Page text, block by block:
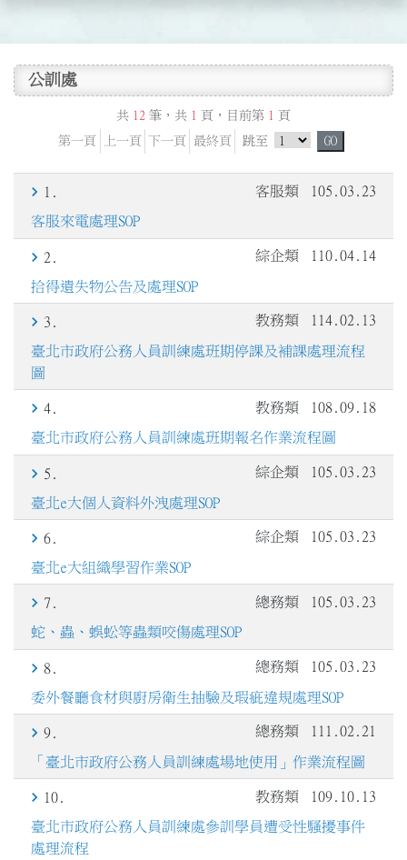
公訓處
共 12 筆，共 1 頁，目前第 1
頁
第一頁
上一頁 下一頁 最終頁 跳至 跳頁選單 GO
1. 客服類 105.03.23
客服來電處理SOP
2. 綜企類 110.04.14
拾得遺失物公告及處理SOP
3. 教務類 114.02.13
臺北市政府公務人員訓練處班期停課及補課處理流程
圖
4. 教務類 108.09.18
臺北市政府公務人員訓練處班期報名作業流程圖
5. 綜企類 105.03.23
臺北e大個人資料外洩處理SOP
6. 綜企類 105.03.23
臺北e大組織學習作業SOP
7. 總務類 105.03.23
蛇、蟲、蜈蚣等蟲類咬傷處理SOP
8. 總務類 105.03.23
委外餐廳食材與廚房衛生抽驗及瑕疵違規處理SOP
9. 總務類 111.02.21
「臺北市政府公務人員訓練處場地使用」作業流程圖
10. 教務類 109.10.13
臺北市政府公務人員訓練處參訓學員遭受性騷擾事件
處理流程